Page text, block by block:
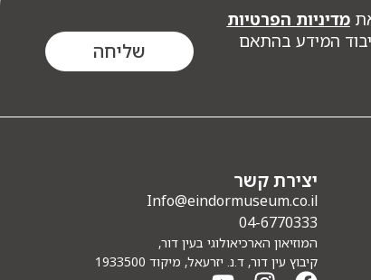
מדיניות הפרטיות
המידע בהתאם
שליחה
יצירת קשר
Info@eindormuseum.co.il
04-6770333
המוזיאון הארכיאולוגי בעין דור,
קיבוץ עין דור, ד.נ. יזרעאל, מיקוד 1933500